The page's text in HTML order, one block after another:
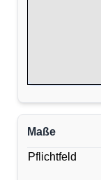
Maße
Pflichtfeld